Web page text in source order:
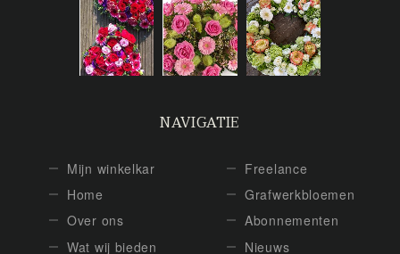
NAVIGATIE
Mijn winkelkar
Home
Over ons
Wat wij bieden
Freelance
Grafwerkbloemen
Abonnementen
Nieuws